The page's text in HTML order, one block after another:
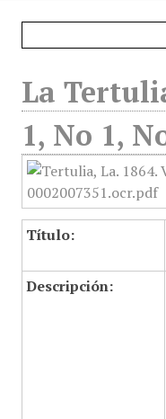
La
1, No 1,
Título:
Descripción: